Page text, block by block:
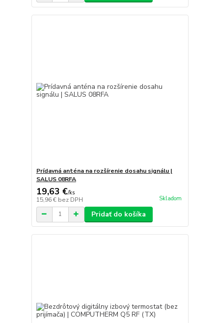
Prídavná anténa na rozšírenie dosahu signálu |
SALUS 08RFA
19,63 €/ks
15,96 € bez DPH Skladom
Pridať do košíka